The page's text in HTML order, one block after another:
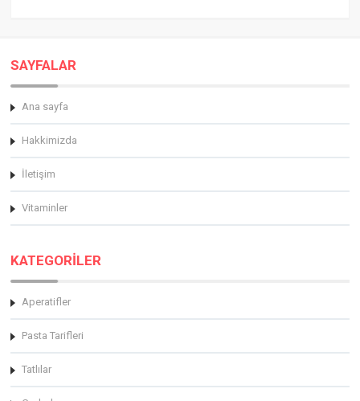
SAYFALAR
Ana sayfa
Hakkimizda
İletişim
Vitaminler
KATEGORİLER
Aperatifler
Pasta Tarifleri
Tatlılar